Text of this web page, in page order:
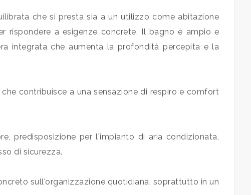
che si presta sia a un utilizzo come abitazione
rispondere a esigenze concrete. Il bagno è ampio e
integrata che aumenta la profondità percepita e la
contribuisce a una sensazione di respiro e comfort
predisposizione per l'impianto di aria condizionata,
di sicurezza.
sull'organizzazione quotidiana, soprattutto in un